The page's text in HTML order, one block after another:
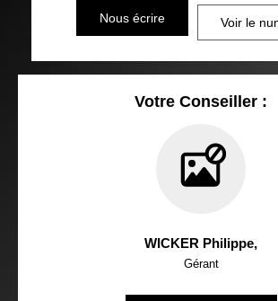
Nous écrire Voir le
Votre Conseiller :
WICKER Philippe,
Gérant